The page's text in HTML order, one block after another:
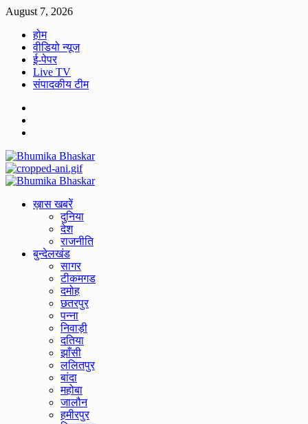
Skip
content
August 7, 2026
होम
वीडियो न्यूज
ई-पेपर
Live TV
संपादकीय टीम
Primary
ख़ास खबरें
दुनिया
देश
राजनीति
बुन्देलखंड
सागर
टीकमगड
दमोह
छतरपुर
पन्ना
निवाड़ी
दतिया
झाँसी
ललितपुर
बांदा
महोबा
जालौन
हमीरपुर